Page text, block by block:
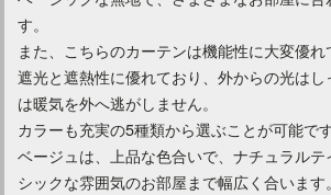
す。
また、こちらのカーテンは機能性に大変優れ
遮光と遮熱性に優れており、外からの光は
は暖気を外へ逃がしません。
カラーも充実の5種類から選ぶことが可能です
ベージュは、上品な色合いで、ナチュラル
シックな雰囲気のお部屋まで幅広く合います。